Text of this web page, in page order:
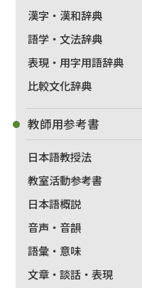
漢字・漢和辞典
語学・文法辞典
表現・用字用語辞典
比較文化辞典
教師用参考書
日本語教授法
教室活動参考書
日本語概説
音声・音韻
語彙・意味
文章・談話・表現